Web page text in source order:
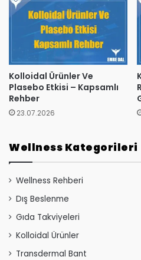
Kolloidal Ürünler Ve
Plasebo Etkisi – Kapsamlı
Rehber
23.07.2026
Wellness Kategorileri
Wellness Rehberi
Dış Beslenme
Gıda Takviyeleri
Kolloidal Ürünler
Transdermal Bant